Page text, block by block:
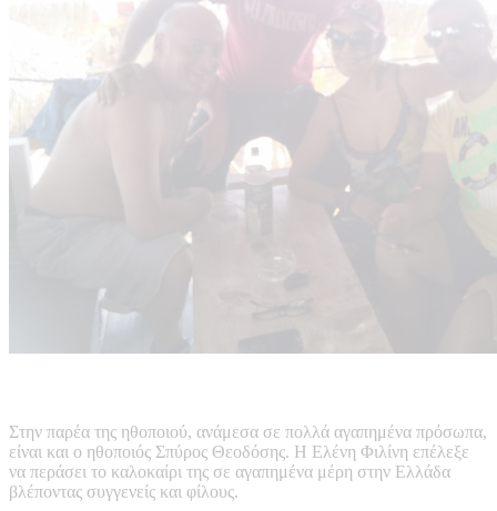
Στην παρέα της ηθοποιού, ανάμεσα σε πολλά αγαπημένα πρόσωπα,
είναι και ο ηθοποιός Σπύρος Θεοδόσης. Η Ελένη Φιλίνη επέλεξε
να περάσει το καλοκαίρι της σε αγαπημένα μέρη στην Ελλάδα
βλέποντας συγγενείς και φίλους.